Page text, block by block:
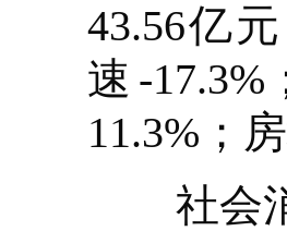
43.56亿
速-
11.3%；
社会消